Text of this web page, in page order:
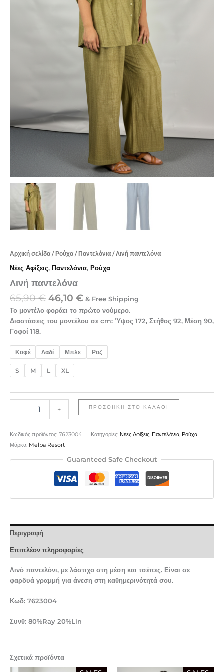
Αρχική σελίδα / Ρούχα / Παντελόνια / Λινή παντελόνα
Νέες Αφίξεις, Παντελόνια, Ρούχα
Λινή παντελόνα
65,90€ 46,10 € & Free Shipping
Το μοντέλο φοράει το πρώτο νούμερο.
Διαστάσεις του μοντέλου σε cm: Ύψος 172, Στήθος 92, Μέση 90,
Γοφοί 118.
Καφέ Λαδί Μπλε Ροζ
S M L XL
- + ΠΡΟΣΘΉΚΗ ΣΤΟ ΚΑΛΆΘΙ
Κωδικός προϊόντος: 7623004 Κατηγορίες: Νέες Αφίξεις Παντελόνια Ρούχα
Μάρκα: Melba Resort
Guaranteed Safe Checkout
Περιγραφή
Επιπλέον πληροφορίες
Λινό παντελόνι, με λάστιχο στη μέση και τσέπες. Είναι σε
φαρδυά γραμμή για άνεση στη καθημερινότητά σου.
Κωδ: 7623004
Συνθ: 80%Ray 20%Lin
Σχετικά προϊόντα